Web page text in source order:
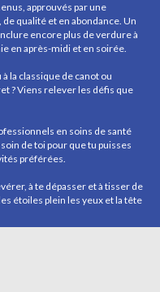
approuvés par une
qualité et en abondance. Un
encore plus de verdure à
en après-midi et en soirée.
la classique de canot ou
? Viens relever les défis que
en soins de santé
de toi pour que tu puisses
préférées.
à te dépasser et à tisser de
étoiles plein les yeux et la tête